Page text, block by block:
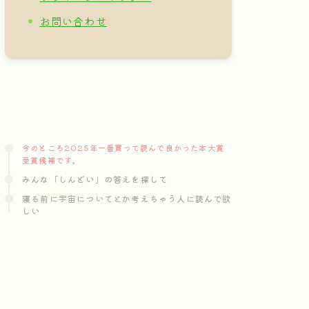
お問い合わせ
今のところ2025年一番買って読んで良かった本大賞
受賞候補です。
みんな「しんどい」の答えを探して
寝る前に宇宙についてとか考えちゃう人に読んで欲
しい